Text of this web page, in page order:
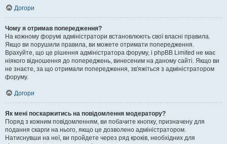
Догори
Чому я отримав попередження?
На кожному форумі адміністратори встановлюють свої власні правила.
Якщо ви порушили правила, ви можете отримати попередження.
Врахуйте, що це рішення адміністратора форуму, і phpBB Limited не має
ніякого відношення до попереджень, винесеним на даному сайті. Якщо ви
не знаєте, за що отримали попередження, зв'яжіться з адміністратором
форуму.
Догори
Як мені поскаржитись на повідомлення модератору?
Поряд з кожним повідомленням, ви побачите кнопку, призначену для
подання скарги на нього, якщо це дозволено адміністратором.
Натиснувши на неї, ви пройдете через ряд кроків, необхідних для